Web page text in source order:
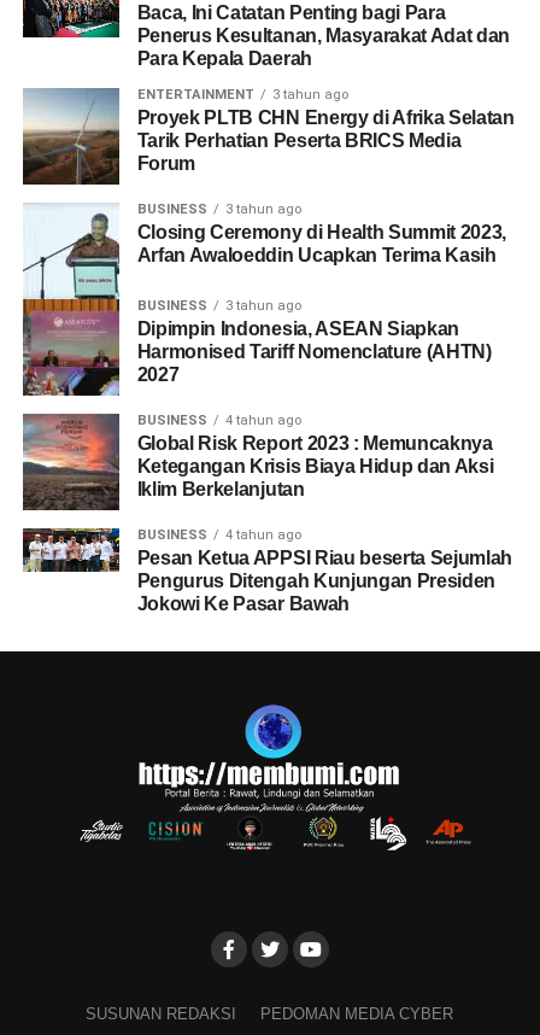
Baca, Ini Catatan Penting bagi Para
Penerus Kesultanan, Masyarakat Adat dan
Para Kepala Daerah
ENTERTAINMENT 3 tahun ago
Proyek PLTB CHN Energy di Afrika Selatan
Tarik Perhatian Peserta BRICS Media
Forum
BUSINESS 3 tahun ago
Closing Ceremony di Health Summit 2023,
Arfan Awaloeddin Ucapkan Terima Kasih
BUSINESS 3 tahun ago
Dipimpin Indonesia, ASEAN Siapkan
Harmonised Tariff Nomenclature (AHTN)
2027
BUSINESS 4 tahun ago
Global Risk Report 2023 : Memuncaknya
Ketegangan Krisis Biaya Hidup dan Aksi
Iklim Berkelanjutan
BUSINESS 4 tahun ago
Pesan Ketua APPSI Riau beserta Sejumlah
Pengurus Ditengah Kunjungan Presiden
Jokowi Ke Pasar Bawah
SUSUNAN REDAKSI PEDOMAN MEDIA CYBER